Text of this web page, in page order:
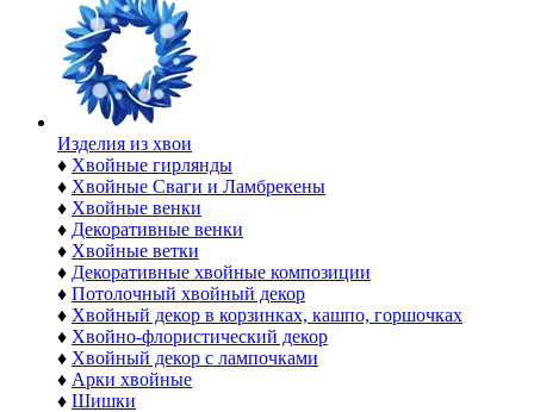
Изделия из хвои
♦ Хвойные гирлянды
♦ Хвойные Сваги и Ламбрекены
♦ Хвойные венки
♦ Декоративные венки
♦ Хвойные ветки
♦ Декоративные хвойные композиции
♦ Потолочный хвойный декор
♦ Хвойный декор в корзинках, кашпо, горшочках
♦ Хвойно-флористический декор
♦ Хвойный декор с лампочками
♦ Арки хвойные
♦ Шишки